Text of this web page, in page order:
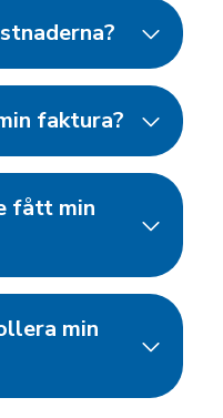
faktura?
fått min
min